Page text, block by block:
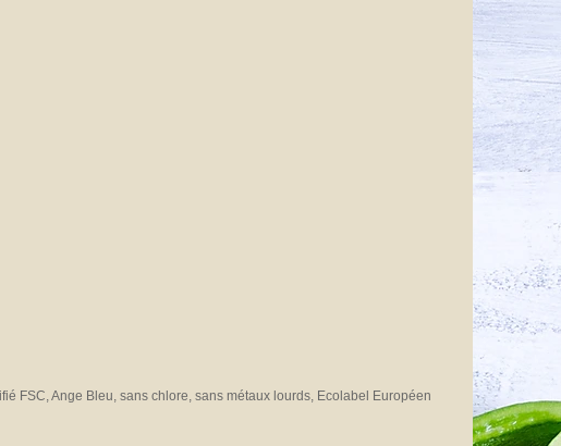
FSC, Ange Bleu, sans chlore, sans métaux lourds, Ecolabel Européen